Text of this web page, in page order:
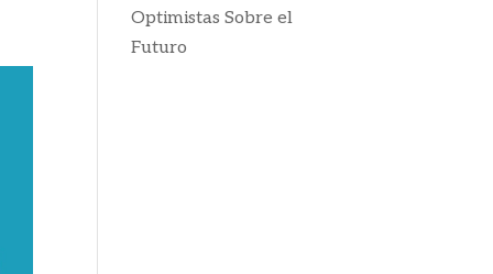
Optimistas Sobre el
Futuro